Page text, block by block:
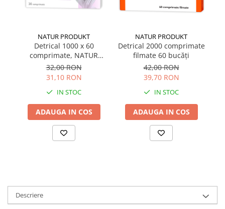
NATUR PRODUKT
Detrical 1000 x 60
comprimate, NATUR
PRODUKT
32,00 RON
31,10 RON
IN STOC
ADAUGA IN COS
NATUR PRODUKT
Detrical 2000 comprimate
filmate 60 bucăți
42,00 RON
39,70 RON
IN STOC
ADAUGA IN COS
Descriere